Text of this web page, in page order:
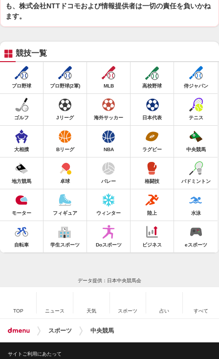
も、株式会社NTTドコモおよび情報提供者は一切の責任を負いかね
ます。
競技一覧
プロ野球 プロ野球(2軍) MLB 高校野球 侍ジャパン
ゴルフ Jリーグ 海外サッカー 日本代表 テニス
大相撲 Bリーグ NBA ラグビー 中央競馬
地方競馬 卓球 バレー 格闘技 バドミントン
モーター フィギュア ウィンター 陸上 水泳
自転車 学生スポーツ Doスポーツ ビジネス eスポーツ
データ提供：日本中央競馬会
TOP ニュース 天気 スポーツ 占い すべて
スポーツ 中央競馬
サイトご利用にあたって